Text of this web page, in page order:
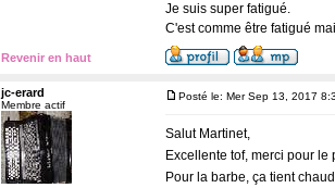
Je suis super fatigué.
C'est comme être fatigué
Revenir en haut
jc-erard
Membre actif
Posté le: Mer Sep 13, 2017
Salut Martinet,
Excellente tof, merci pour
Pour la barbe, ça tient